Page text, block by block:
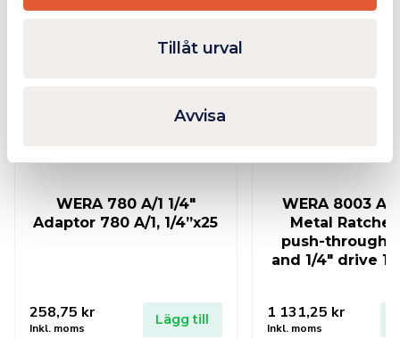
Tillåt urval
Avvisa
WERA 780 A/1 1/4″
Adaptor 780 A/1, 1/4”x25
258,75 kr
Inkl. moms
Lägg till
WERA 8003 A
Metal
push-through
and 1/4″ drive 1/
1 131,25 kr
Inkl. moms